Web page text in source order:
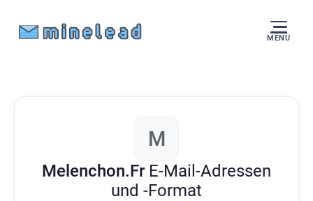
MENÜ
M
Melenchon.Fr E-Mail-Adressen
und -Format